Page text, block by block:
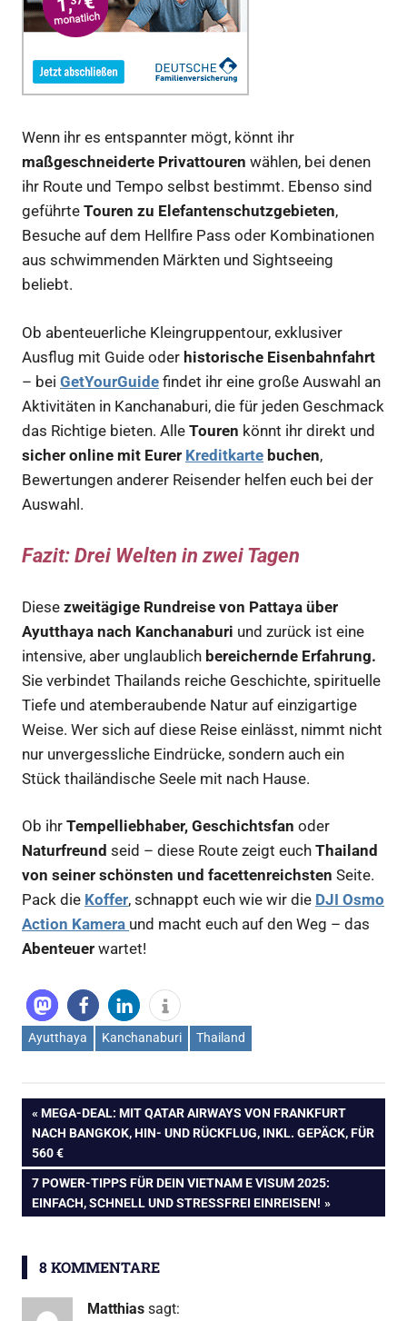
Wenn ihr es entspannter mögt, könnt ihr
maßgeschneiderte Privattouren wählen, bei denen
ihr Route und Tempo selbst bestimmt. Ebenso sind
geführte Touren zu Elefantenschutzgebieten,
Besuche auf dem Hellfire Pass oder Kombinationen
aus schwimmenden Märkten und Sightseeing
beliebt.
Ob abenteuerliche Kleingruppentour, exklusiver
Ausflug mit Guide oder historische Eisenbahnfahrt
– bei GetYourGuide findet ihr eine große Auswahl an
Aktivitäten in Kanchanaburi, die für jeden Geschmack
das Richtige bieten. Alle Touren könnt ihr direkt und
sicher online mit Eurer Kreditkarte buchen,
Bewertungen anderer Reisender helfen euch bei der
Auswahl.
Fazit: Drei Welten in zwei Tagen
Diese zweitägige Rundreise von Pattaya über
Ayutthaya nach Kanchanaburi und zurück ist eine
intensive, aber unglaublich bereichernde Erfahrung.
Sie verbindet Thailands reiche Geschichte, spirituelle
Tiefe und atemberaubende Natur auf einzigartige
Weise. Wer sich auf diese Reise einlässt, nimmt nicht
nur unvergessliche Eindrücke, sondern auch ein
Stück thailändische Seele mit nach Hause.
Ob ihr Tempelliebhaber, Geschichtsfan oder
Naturfreund seid – diese Route zeigt euch Thailand
von seiner schönsten und facettenreichsten Seite.
Pack die Koffer, schnappt euch wie wir die DJI Osmo
Action Kamera und macht euch auf den Weg – das
Abenteuer wartet!
Ayutthaya Kanchanaburi Thailand
Beitragsnavigation
VORHERIGER
BEITRAG:
MEGA-DEAL: MIT QATAR AIRWAYS VON FRANKFURT
NACH BANGKOK, HIN- UND RÜCKFLUG, INKL. GEPÄCK, FÜR
560 €
NÄCHSTER
BEITRAG:
7 POWER-TIPPS FÜR DEIN VIETNAM E VISUM 2025:
EINFACH, SCHNELL UND STRESSFREI EINREISEN!
8 KOMMENTARE
Matthias sagt: